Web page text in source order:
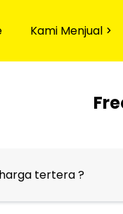
Kami Menjual
tertera ?